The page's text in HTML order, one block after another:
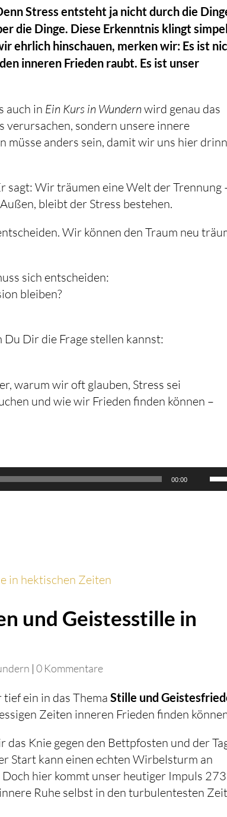
Stress entsteht ja nicht durch die
die Dinge. Diese Erkenntnis klingt
ehrlich hinschauen, merken wir: Es ist
inneren Frieden raubt. Es ist unser
auch in Ein Kurs in Wundern wird genau das
verursachen, sondern unsere innere
müsse anders sein, damit wir uns hier
sagt: Wir träumen eine Welt der Trennung
bleibt der Stress bestehen.
Wir können den Traum neu
sich entscheiden:
bleiben?
Dir die Frage stellen kannst:
warum wir oft glauben, Stress sei
und wie wir Frieden finden können –
00:00
und Geistesstille in
|0 Kommentare
ein in das ThemaStille und
Zeiten inneren Frieden finden
Knie gegen den Bettpfosten und der
Start kann einen echten Wirbelsturm an
hier kommt unser heutiger Impuls
Ruhe selbst in den turbulentesten